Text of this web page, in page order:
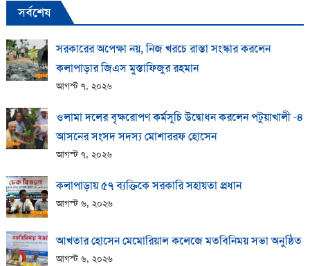
সর্বশেষ
সরকারের অপেক্ষা নয়, নিজ খরচে রাস্তা সংস্কার করলেন
কলাপাড়ার জিএস মুস্তাফিজুর রহমান
আগস্ট ৭, ২০২৬
ওলামা দলের বৃক্ষরোপণ কর্মসূচি উদ্বোধন করলেন পটুয়াখালী -৪
আসনের সংসদ সদস্য মোশাররফ হোসেন
আগস্ট ৭, ২০২৬
কলাপাড়ায় ​৫৭ ব্যক্তিকে সরকারি সহায়তা প্রধান
আগস্ট ৬, ২০২৬
আখতার হোসেন মেমোরিয়াল কলেজে মতবিনিময় সভা অনুষ্ঠিত
আগস্ট ৬, ২০২৬